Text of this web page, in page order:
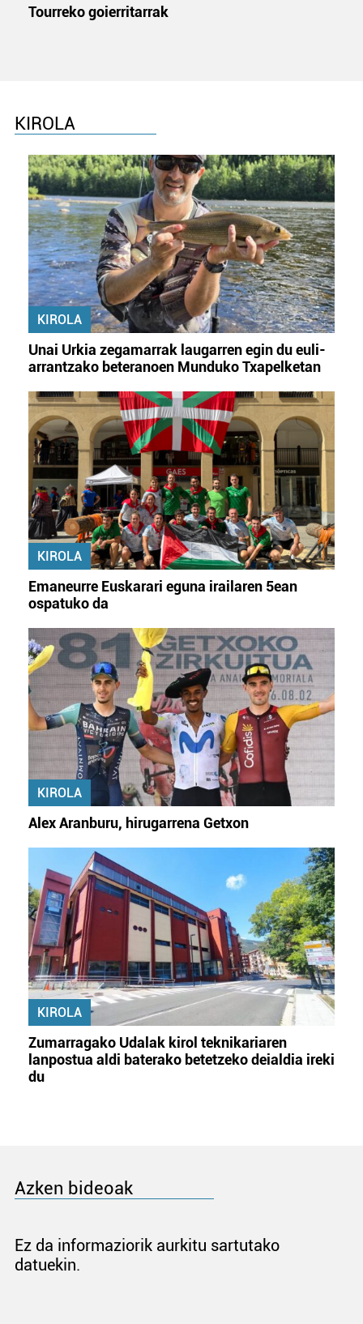
Tourreko goierritarrak
KIROLA
KIROLA
Unai Urkia zegamarrak laugarren egin du euli-
arrantzako beteranoen Munduko Txapelketan
KIROLA
Emaneurre Euskarari eguna irailaren 5ean
ospatuko da
KIROLA
Alex Aranburu, hirugarrena Getxon
KIROLA
Zumarragako Udalak kirol teknikariaren
lanpostua aldi baterako betetzeko deialdia ireki
du
Azken bideoak
Ez da informaziorik aurkitu sartutako
datuekin.